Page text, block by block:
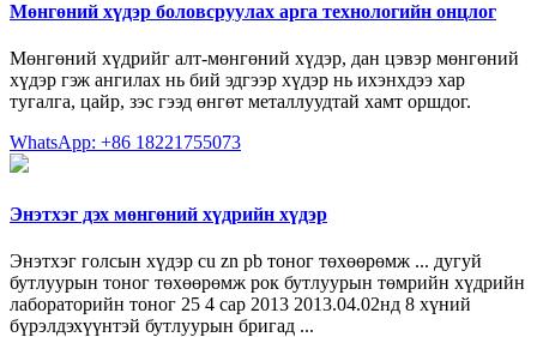
Мөнгөний хүдэр боловсруулах арга технологийн онцлог
Мөнгөний хүдрийг алт-мөнгөний хүдэр, дан цэвэр мөнгөний
хүдэр гэж ангилах нь бий эдгээр хүдэр нь ихэнхдээ хар
тугалга, цайр, зэс гээд өнгөт металлуудтай хамт оршдог.
WhatsApp: +86 18221755073
Энэтхэг дэх мөнгөний хүдрийн хүдэр
Энэтхэг голсын хүдэр cu zn pb тоног төхөөрөмж ... дугуй
бутлуурын тоног төхөөрөмж рок бутлуурын төмрийн хүдрийн
лабораторийн тоног 25 4 сар 2013 2013.04.02нд 8 хүний
бүрэлдэхүүнтэй бутлуурын бригад ...